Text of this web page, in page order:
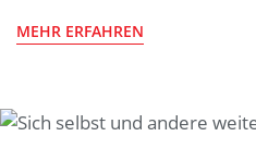
MEHR ERFAHREN